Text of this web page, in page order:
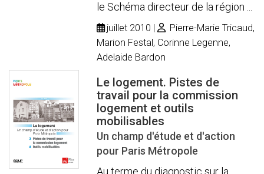
le Schéma directeur de la région ...
juillet 2010
Pierre-Marie Tricaud,
Marion Festal, Corinne Legenne,
Adelaide Bardon
Le logement. Pistes de
travail pour la commission
logement et outils
mobilisables
Un champ d'étude et d'action
pour Paris Métropole
Au terme du diagnostic sur la